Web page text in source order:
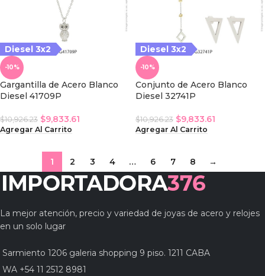
Diesel 3x2
-10%
Gargantilla de Acero Blanco
Diesel 41709P
$10,926.23 $9,833.61
Agregar Al Carrito
Diesel 3x2
-10%
Conjunto de Acero Blanco
Diesel 32741P
$10,926.23 $9,833.61
Agregar Al Carrito
1 2 3 4 … 6 7 8 →
La mejor atención, precio y variedad de joyas de acero y relojes
en un solo lugar
Sarmiento 1206 galeria shopping 9 piso. 1211 CABA
WA +54 11 2512 8981